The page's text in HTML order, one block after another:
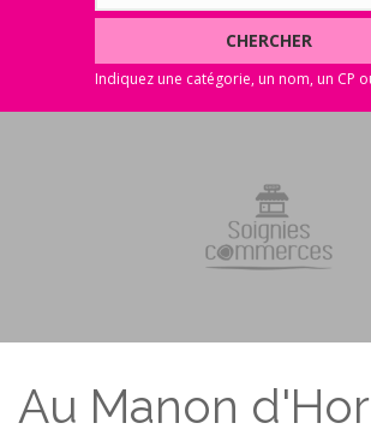
CHERCHER
Au Manon d'Hor